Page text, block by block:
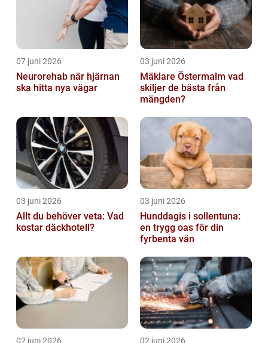
07 juni 2026
Neurorehab när hjärnan
ska hitta nya vägar
03 juni 2026
Mäklare Östermalm vad
skiljer de bästa från
mängden?
03 juni 2026
Allt du behöver veta: Vad
kostar däckhotell?
03 juni 2026
Hunddagis i sollentuna:
en trygg oas för din
fyrbenta vän
02 juni 2026 02 juni 2026